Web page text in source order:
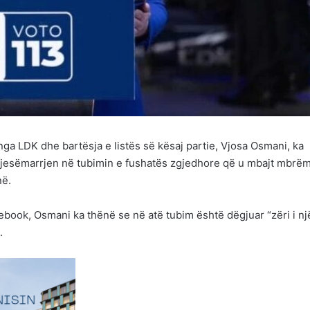
LDK dhe bartësja e listës së kësaj partie, Vjosa Osmani, ka
në tubimin e fushatës zgjedhore që u mbajt
Osmani ka thënë se në atë tubim është dëgjuar “zëri i